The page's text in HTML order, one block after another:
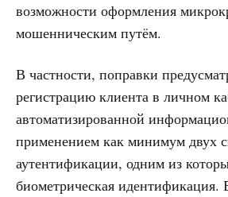
возможности оформления
мошенническим путём.
В частности, поправки
регистрацию клиента в личном
автоматизированной
применением как минимум двух
аутентификации, одним из
биометрическая идентификация.